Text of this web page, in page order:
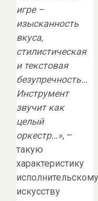
игре –
изысканность
вкуса,
стилистическая
и текстовая
безупречность…
Инструмент
звучит как
целый
оркестр…», –
такую
характеристику
исполнительскому
искусству